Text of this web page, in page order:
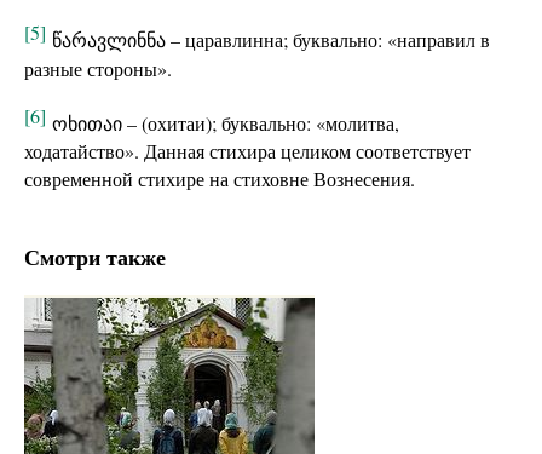
[5] წარავლინნა – царавлинна; буквально: «направил в
разные стороны».
[6] ოხითაი – (охитаи); буквально: «молитва,
ходатайство». Данная стихира целиком соответствует
современной стихире на стиховне Вознесения.
Смотри также